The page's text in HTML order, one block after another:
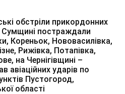
обстріли прикордонних
Сумщині постраждали
Кореньок, Нововасилівка,
Рижівка, Потапівка,
на Чернігівщині –
авіаційних ударів по
Пустогород,
області